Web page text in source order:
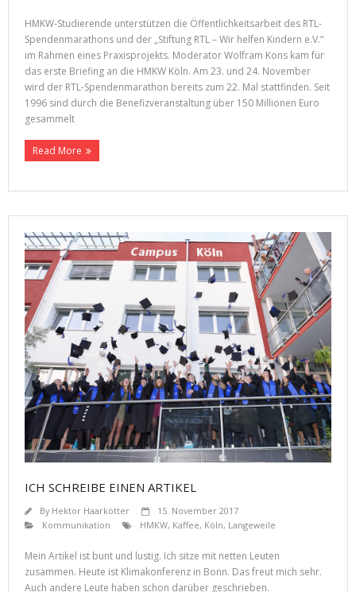
HMKW-Studierende unterstützen die Öffentlichkeitsarbeit des RTL-
Spendenmarathons und der „Stiftung RTL – Wir helfen Kindern e.V.“
im Rahmen eines Praxisprojekts. Moderator Wolfram Kons kam für
das erste Briefing an die HMKW Köln. Am 23. und 24. November
wird der RTL-Spendenmarathon bereits zum 22. Mal stattfinden. Seit
1996 sind durch die Benefizveranstaltung über 150 Millionen Euro
gesammelt
Read More
ICH SCHREIBE EINEN ARTIKEL
By Hektor Haarkötter
15. November 2017
Kommunikation
HMKW, Kaffee, Köln, Langeweile
Mein Artikel ist bunt und lustig. Ich sitze mit netten Leuten
zusammen. Heute ist Klimakonferenz in Bonn. Das freut mich sehr.
Auch andere Leute haben schon darüber geschrieben.